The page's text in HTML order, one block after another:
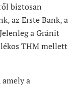
biztosan
az Erste Bank, a
a Gránit
THM mellett
a